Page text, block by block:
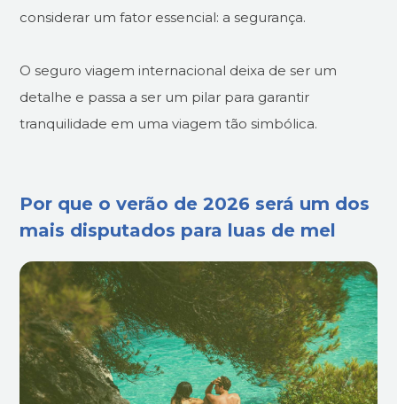
considerar um fator essencial: a segurança.
O seguro viagem internacional deixa de ser um
detalhe e passa a ser um pilar para garantir
tranquilidade em uma viagem tão simbólica.
Por que o verão de 2026 será um dos
mais disputados para luas de mel